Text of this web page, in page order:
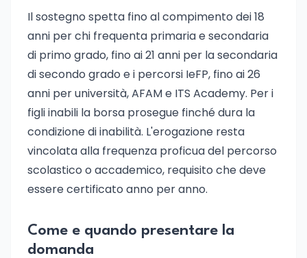
Il sostegno spetta fino al compimento dei 18
anni per chi frequenta primaria e secondaria
di primo grado, fino ai 21 anni per la secondaria
di secondo grado e i percorsi IeFP, fino ai 26
anni per università, AFAM e ITS Academy. Per i
figli inabili la borsa prosegue finché dura la
condizione di inabilità. L'erogazione resta
vincolata alla frequenza proficua del percorso
scolastico o accademico, requisito che deve
essere certificato anno per anno.
Come e quando presentare la
domanda